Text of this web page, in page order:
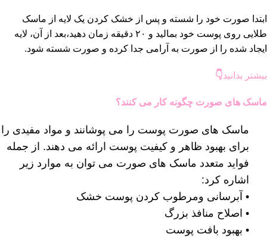
ابتدا صورت خود را شسته و پس از خشک کردن یک لایه از ماسک
طلایی روی پوست خود بمالید و ۲۰ دقیقه زمان دهید،بعد از آن، لایه
ایجاد شده را از صورت به آرامی جدا کرده و صورت شسته شود.
بیشتر بدانید👇
ماسک های صورت چگونه کار می کنند؟
ماسک های صورت پوست را می پوشانند و مواد مفیدی را
برای بهبود ظاهر و کیفیت پوست ارائه می دهند. از جمله
فواید متعدد ماسک های صورت می توان به موارد زیر
اشاره کرد:
• آبرسانی ومرطوب کردن پوست خشک
• اصلاح منافذ بزرگ
• بهبود بافت پوست